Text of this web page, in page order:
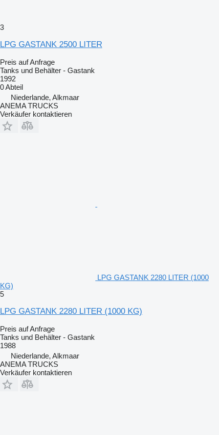
3
LPG GASTANK 2500 LITER
Preis auf Anfrage
Tanks und Behälter - Gastank
1992
0 Abteil
Niederlande, Alkmaar
ANEMA TRUCKS
Verkäufer kontaktieren
LPG GASTANK 2280 LITER (1000
KG)
5
LPG GASTANK 2280 LITER (1000 KG)
Preis auf Anfrage
Tanks und Behälter - Gastank
1988
Niederlande, Alkmaar
ANEMA TRUCKS
Verkäufer kontaktieren